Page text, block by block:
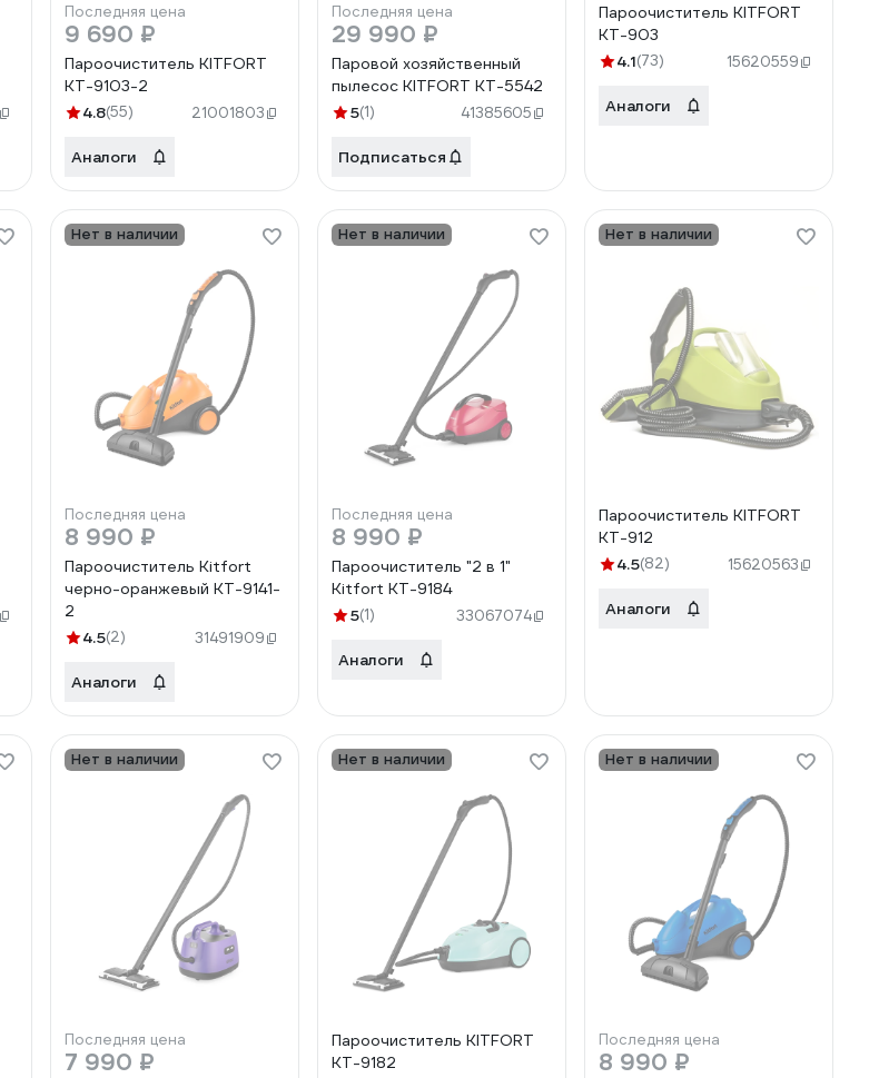
Последняя цена
9 690 ₽
Пароочиститель KITFORT
КТ-9103-2
4.8(55) 21001803
Аналоги
Последняя цена
29 990 ₽
Паровой хозяйственный
пылесос KITFORT КТ-5542
5(1) 41385605
Подписаться
Пароочиститель KITFORT
КТ-903
4.1(73) 15620559
Аналоги
Нет в наличии
Последняя цена
8 990 ₽
Пароочиститель Kitfort
черно-оранжевый КТ-9141-
2
4.5(2) 31491909
Аналоги
Нет в наличии
Последняя цена
8 990 ₽
Пароочиститель "2 в 1"
Kitfort КТ-9184
5(1) 33067074
Аналоги
Нет в наличии
Пароочиститель KITFORT
КТ-912
4.5(82) 15620563
Аналоги
Нет в наличии
Последняя цена
7 990 ₽
Нет в наличии
Пароочиститель KITFORT
КТ-9182
Нет в наличии
Последняя цена
8 990 ₽